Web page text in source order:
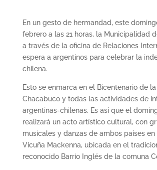
En un gesto de hermandad, este
febrero a las 21 horas, la Municipalidad
a través de la oficina de Relaciones
espera a argentinos para celebrar la
chilena.
Esto se enmarca en el Bicentenario de
Chacabuco y todas las actividades de
argentinas-chilenas. Es así que el
realizará un acto artístico cultural, con
musicales y danzas de ambos países en
Vicuña Mackenna, ubicada en el
reconocido Barrio Inglés de la comuna